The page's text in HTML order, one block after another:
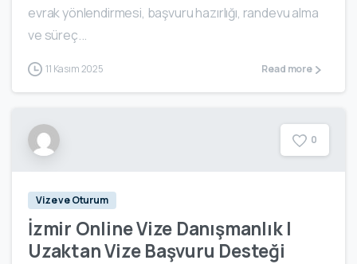
evrak yönlendirmesi, başvuru hazırlığı, randevu alma
ve süreç...
11 Kasım 2025 Read more
0
Vize ve Oturum
İzmir Online Vize Danışmanlık |
Uzaktan Vize Başvuru Desteği